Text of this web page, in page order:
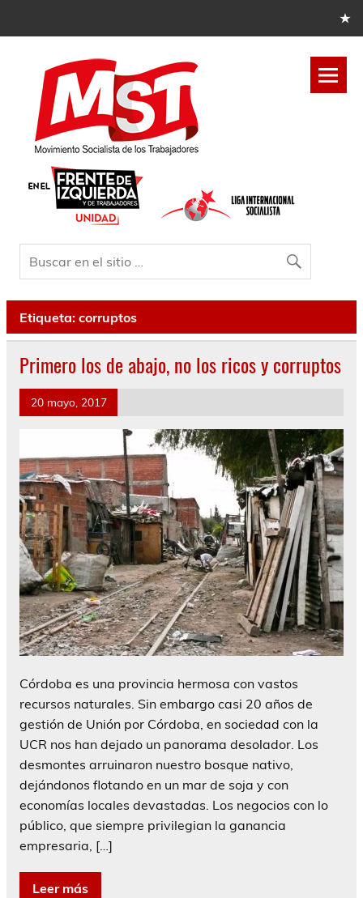
Etiqueta: corruptos
Primero los de abajo, no los ricos y corruptos
20 mayo, 2017
Córdoba es una provincia hermosa con vastos
recursos naturales. Sin embargo casi 20 años de
gestión de Unión por Córdoba, en sociedad con la
UCR nos han dejado un panorama desolador. Los
desmontes arruinaron nuestro bosque nativo,
dejándonos flotando en un mar de soja y con
economías locales devastadas. Los negocios con lo
público, que siempre privilegian la ganancia
empresaria, […]
Leer más